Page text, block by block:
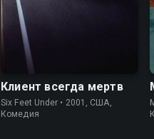
7.9
Клиент всегда мертв
Six Feet Under • 2001, США,
Комедия